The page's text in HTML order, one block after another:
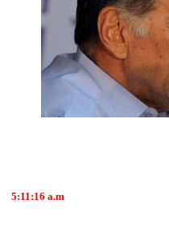
5:11:16 a.m